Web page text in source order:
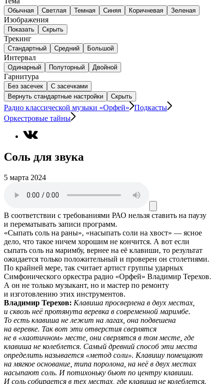
Обычная Светлая Темная Синяя Коричневая Зеленая
Изображения
Показать Скрыть
Трекинг
Стандартный Средний Большой
Интервал
Одинарный Полуторный Двойной
Гарнитура
Без засечек
С засечками
Вернуть стандартные настройки
Скрыть
Радио классической музыки «Орфей»
Подкасты
Оркестровые тайны
Соль для звука
5 марта 2024
В соответствии с требованиями РАО нельзя ставить на паузу
и перематывать записи программ.
«Сыпать соль на раны», «насыпать соли на хвост» — ясное
дело, что такое ничем хорошим не кончится. А вот если
сыпать соль на маримбу, вернее на её клавиши, то результат
ожидается только положительный и проверен он столетиями.
По крайней мере, так считает артист группы ударных
Симфонического оркестра радио «Орфей» Владимир Терехов.
А он не только музыкант, но и мастер по ремонту
и изготовлению этих инструментов.
Владимир Терехов: Клавиша просверлена в двух местах,
и сквозь неё протянута веревка в современной маримбе.
То есть клавиша не лежит на лагах, она подвешена
на веревке. Так вот эти отверстия сверлятся
не в «хаотичном» месте, они сверлятся в том месте, где
клавиша не колеблется. Самый древний способ эти места
определить называется «метод соли». Клавишу помещают
на мягкое основание, типа поролона, на неё в двух местах
насыпают соль. И потихоньку бьют по центру клавиши.
И соль собирается в тех местах, где клавиша не колеблется.